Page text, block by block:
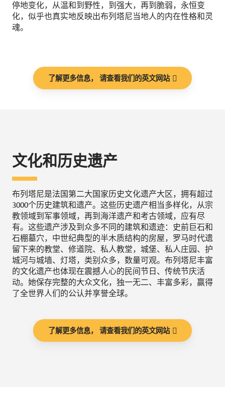
停地变化，从温和到野性，到强大，再到脆弱，永恒变
化，似乎也真实地反映出布列塔尼当地人的内在性格和灵
魂。
了解更多信息， 请查看我们的英文网站
文化和历史遗产
布列塔尼是法国第二大国家历史文化遗产大区，拥有超过
3000个历史建筑和遗产。这些历史遗产相当多样化，从宗
教领域到军事领域，再到海洋遗产和考古领域，应有尽
有。这些遗产涉及到众多不同的建筑和遗迹：史前巨石和
石棚墓穴，中世纪典型的半木质结构的房屋，罗马时代遗
留下来的教堂、修道院、私人教堂，城堡、私人庄园、护
城河与城墙、灯塔，类别众多，数量可观。布列塔尼丰富
的文化遗产也体现在震撼人心的民间节日、传统节庆活
动。她保存完整的大众文化，独一无二、丰富多彩，赢得
了全世界人们的公认并享誉全球。
了解更多信息， 请查看我们的英文网站